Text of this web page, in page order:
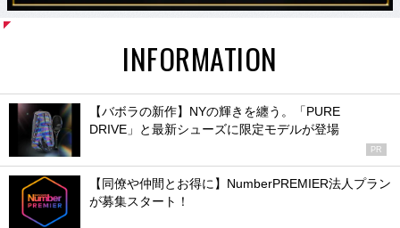
INFORMATION
【バボラの新作】NYの輝きを纏う。「PURE
DRIVE」と最新シューズに限定モデルが登場
PR
【同僚や仲間とお得に】NumberPREMIER法人プラン
が募集スタート！